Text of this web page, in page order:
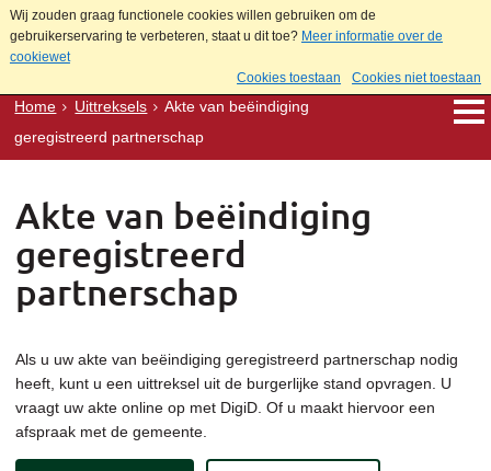
Wij zouden graag functionele cookies willen gebruiken om de
gebruikerservaring te verbeteren, staat u dit toe? Meer informatie over de
cookiewet
Cookies toestaan
Cookies niet toestaan
Home Uittreksels
Akte van beëindiging
geregistreerd partnerschap
Akte van beëindiging
geregistreerd
partnerschap
Als u uw akte van beëindiging geregistreerd partnerschap nodig
heeft, kunt u een uittreksel uit de burgerlijke stand opvragen. U
vraagt uw akte online op met DigiD. Of u maakt hiervoor een
afspraak met de gemeente.